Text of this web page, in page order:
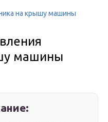
на крышу машины
машины